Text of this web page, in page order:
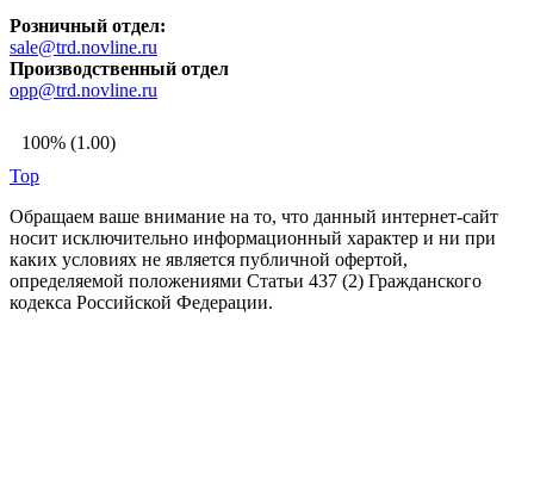
Розничный отдел:
sale@trd.novline.ru
Производственный отдел
opp@trd.novline.ru
100% (1.00)
Top
Обращаем ваше внимание на то, что данный интернет-сайт
носит исключительно информационный характер и ни при
каких условиях не является публичной офертой,
определяемой положениями Статьи 437 (2) Гражданского
кодекса Российской Федерации.